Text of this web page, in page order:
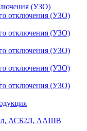
(УЗО)
отключения (УЗО)
отключения (УЗО)
отключения (УЗО)
отключения (УЗО)
отключения (УЗО)
АСБ2Л, ААШВ